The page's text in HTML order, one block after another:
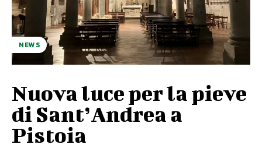
NEWS
Nuova luce per la pieve
di Sant’Andrea a
Pistoia